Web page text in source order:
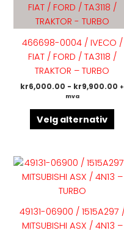
466698-0004 / IVECO /
FIAT / FORD / TA3118 /
TRAKTOR – TURBO
kr6,000.00 - kr9,900.00 +
mva
Velg alternativ
49131-06900 / 1515A297 /
MITSUBISHI ASX / 4N13 –